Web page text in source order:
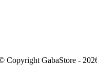
Copyright GabaStore -